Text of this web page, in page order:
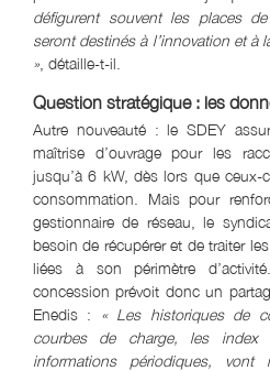
défigurent souvent les places
seront destinés à l’innovation et à
» , détaille-t-il.
Question stratégique : les
Autre nouveauté : le SDEY
maîtrise d’ouvrage pour les
jusqu’à 6 kW, dès lors que ceux-
consommation. Mais pour
gestionnaire de réseau, le
besoin de récupérer et de traiter
liées à son périmètre
concession prévoit donc un
Enedis : « Les historiques de
courbes de charge, les index
informations périodiques,